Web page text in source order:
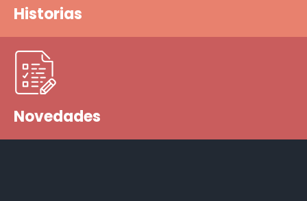
Historias
Novedades